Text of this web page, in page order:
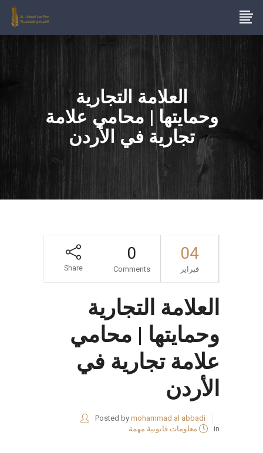
العلامة التجارية
وحمايتها | محامي علامة
تجارية في الأردن
04
فبراير
0
Comments
Share
العلامة التجارية
وحمايتها | محامي
علامة تجارية في
الأردن
Posted by mohammad al abbadi
in
معلومات قانونية مهمة